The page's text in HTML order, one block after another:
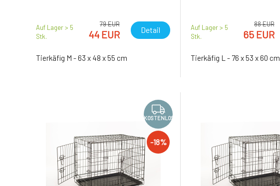
Auf Lager > 5
Stk.
79 EUR
44 EUR Detail
Tierkäfig M - 63 x 48 x 55 cm
Auf Lager > 5
Stk.
88 EUR
65 EUR
Tierkäfig L - 76 x 53 x 60 cm
KOSTENLOS
-18%